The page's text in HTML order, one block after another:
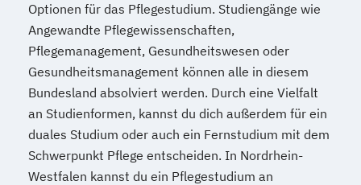
Optionen für das Pflegestudium. Studiengänge wie
Angewandte Pflegewissenschaften,
Pflegemanagement, Gesundheitswesen oder
Gesundheitsmanagement können alle in diesem
Bundesland absolviert werden. Durch eine Vielfalt
an Studienformen, kannst du dich außerdem für ein
duales Studium oder auch ein Fernstudium mit dem
Schwerpunkt Pflege entscheiden. In Nordrhein-
Westfalen kannst du ein Pflegestudium an